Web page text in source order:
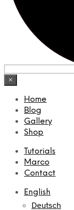
×
Home
Blog
Gallery
Shop
Tutorials
Marco
Contact
English
Deutsch